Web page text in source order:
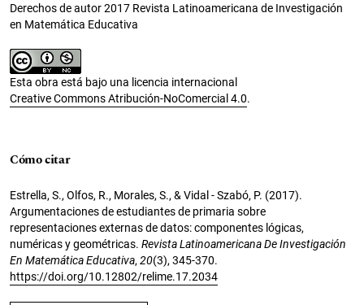
Derechos de autor 2017 Revista Latinoamericana de Investigación
en Matemática Educativa
Esta obra está bajo una licencia internacional
Creative Commons Atribución-NoComercial 4.0.
Cómo citar
Estrella, S., Olfos, R., Morales, S., & Vidal - Szabó, P. (2017).
Argumentaciones de estudiantes de primaria sobre
representaciones externas de datos: componentes lógicas,
numéricas y geométricas. Revista Latinoamericana De Investigación
En Matemática Educativa, 20(3), 345-370.
https://doi.org/10.12802/relime.17.2034